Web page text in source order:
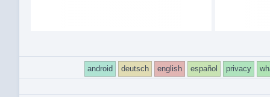
android deutsch english español privacy